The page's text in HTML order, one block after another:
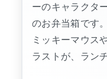
ーのキャラクタ
のお弁当箱です。
ミッキーマウス
ラストが、ラン